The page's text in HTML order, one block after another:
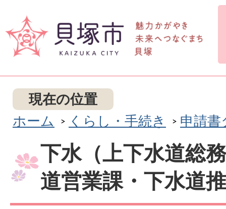
現在の位置
ホーム
くらし・手続き 申請書
下水（上下水道総
道営業課・下水道